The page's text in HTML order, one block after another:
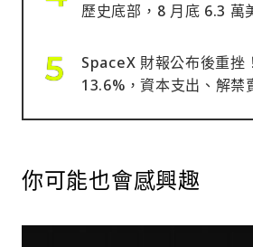
歷史底部，8 月底 6.3 萬
SpaceX 財報公布後重挫
13.6%，資本支出、解禁
你可能也會感興趣